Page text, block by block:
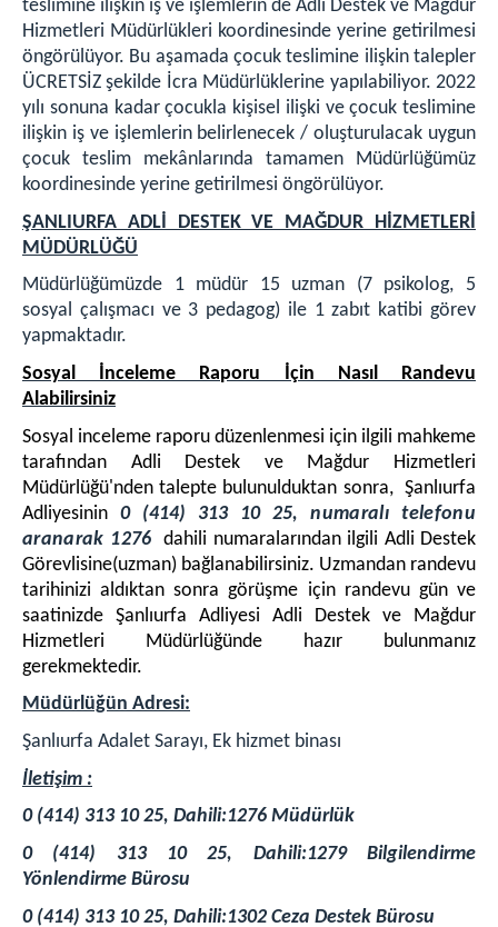
teslimine ilişkin iş ve işlemlerin de Adli Destek ve Mağdur
Hizmetleri Müdürlükleri koordinesinde yerine getirilmesi
öngörülüyor. Bu aşamada çocuk teslimine ilişkin talepler
ÜCRETSİZ şekilde İcra Müdürlüklerine yapılabiliyor. 2022
yılı sonuna kadar çocukla kişisel ilişki ve çocuk teslimine
ilişkin iş ve işlemlerin belirlenecek / oluşturulacak uygun
çocuk teslim mekânlarında tamamen Müdürlüğümüz
koordinesinde yerine getirilmesi öngörülüyor.
ŞANLIURFA ADLİ DESTEK VE MAĞDUR HİZMETLERİ
MÜDÜRLÜĞÜ
Müdürlüğümüzde 1 müdür 15 uzman (7 psikolog, 5
sosyal çalışmacı ve 3 pedagog) ile 1 zabıt katibi görev
yapmaktadır.
Sosyal İnceleme Raporu İçin Nasıl Randevu
Alabilirsiniz
Sosyal inceleme raporu düzenlenmesi için ilgili mahkeme
tarafından Adli Destek ve Mağdur Hizmetleri
Müdürlüğü'nden talepte bulunulduktan sonra, Şanlıurfa
Adliyesinin0 (414) 313 10 25,numaralı telefonu
aranarak 1276 dahili numaralarından ilgili Adli Destek
Görevlisine(uzman) bağlanabilirsiniz. Uzmandan randevu
tarihinizi aldıktan sonra görüşme için randevu gün ve
saatinizde Şanlıurfa Adliyesi Adli Destek ve Mağdur
Hizmetleri Müdürlüğünde hazır bulunmanız
gerekmektedir.
Müdürlüğün Adresi:
Şanlıurfa Adalet Sarayı, Ek hizmet binası
İletişim :
0 (414) 313 10 25, Dahili:1276 Müdürlük
0 (414) 313 10 25, Dahili:1279 Bilgilendirme
Yönlendirme Bürosu
0 (414) 313 10 25, Dahili:1302 Ceza Destek Bürosu